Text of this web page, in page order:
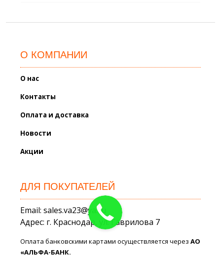
О КОМПАНИИ
О нас
Контакты
Оплата и доставка
Новости
Акции
ДЛЯ ПОКУПАТЕЛЕЙ
Email: sales.va23@ya.ru
Адрес: г. Краснодар, ул. Гаврилова 7
Оплата банковскими картами осуществляется черезАО
«АЛЬФА-БАНК.